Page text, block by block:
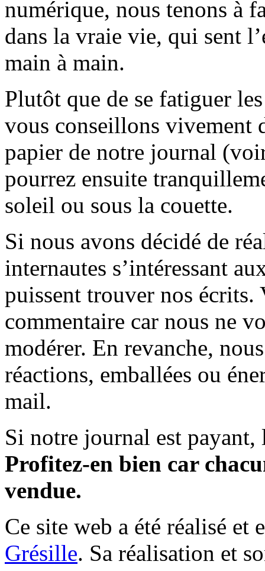
numérique, nous tenons à
dans la vraie vie, qui sent
main à main.
Plutôt que de se fatiguer
vous conseillons vivement
papier de notre journal
pourrez ensuite
soleil ou sous la couette.
Si nous avons décidé de
internautes s’intéressant
puissent trouver nos écrits.
commentaire car nous ne
modérer. En revanche,
réactions, emballées ou
mail.
Si notre journal est payant,
Profitez-en bien car
vendue.
Ce site web a été réalisé et
Grésille. Sa réalisation et